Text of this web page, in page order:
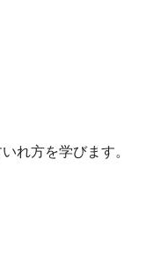
れ方を学びます。